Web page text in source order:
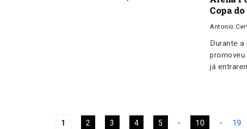
Copa
Antonio
Durante
já
1 2 3 4 5 - 10 - 19